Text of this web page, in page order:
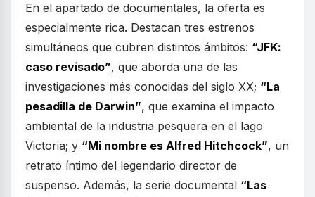
En el apartado de documentales, la oferta es
especialmente rica. Destacan tres estrenos
simultáneos que cubren distintos ámbitos: “JFK:
caso revisado”, que aborda una de las
investigaciones más conocidas del siglo XX; “La
pesadilla de Darwin”, que examina el impacto
ambiental de la industria pesquera en el lago
Victoria; y “Mi nombre es Alfred Hitchcock”, un
retrato íntimo del legendario director de
suspenso. Además, la serie documental “Las